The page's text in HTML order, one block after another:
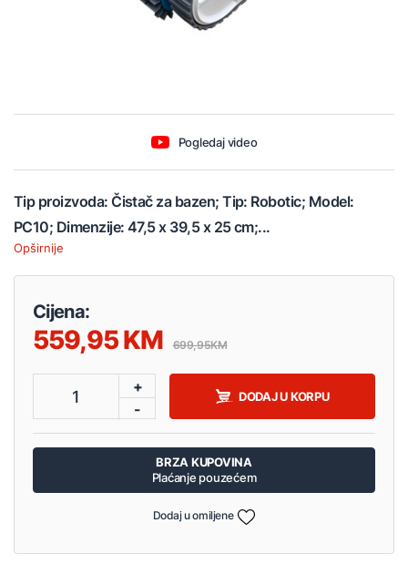
Pogledaj video
Tip proizvoda: Čistač za bazen; Tip: Robotic; Model:
PC10; Dimenzije: 47,5 x 39,5 x 25 cm;...
Opširnije
Cijena:
559,95 699,95
1
+
-
DODAJ U KORPU
BRZA KUPOVINA
Plaćanje pouzećem
Dodaj u omiljene